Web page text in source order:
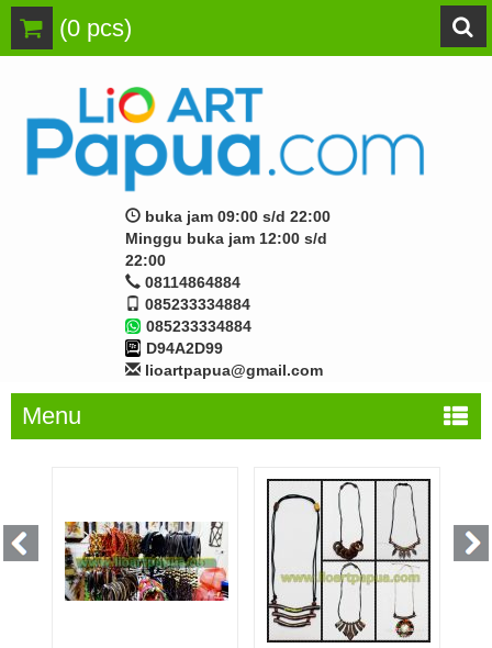
buka jam 09:00 s/d 22:00
Minggu buka jam 12:00 s/d
22:00
08114864884
085233334884
085233334884
D94A2D99
lioartpapua@gmail.com
(0 pcs)
Menu